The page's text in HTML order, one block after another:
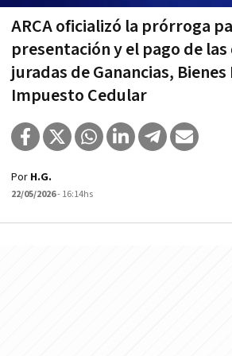
ARCA oficializó la prórroga
presentación y el pago de
juradas de Ganancias,
Impuesto Cedular
Por H.G.
22/05/2026- 16:14hs